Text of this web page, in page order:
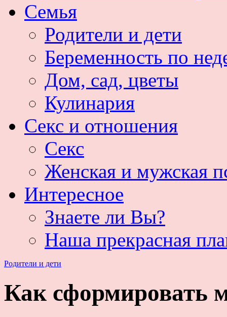
Семья
Родители и дети
Беременность по
Дом, сад, цветы
Кулинария
Секс и отношения
Секс
Женская и мужская
Интересное
Знаете ли Вы?
Наша прекрасная
Родители и дети
Как